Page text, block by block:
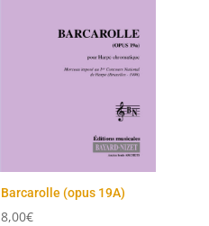
Barcarolle (opus 19A)
8,00€